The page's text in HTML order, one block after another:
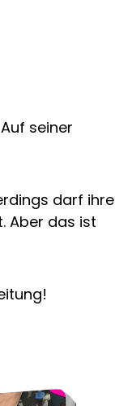
seiner
darf ihre
Aber das ist